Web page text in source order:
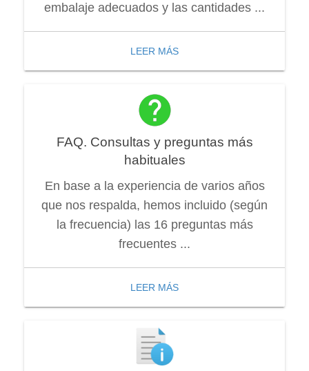
embalaje adecuados y las cantidades ...
LEER MÁS
FAQ. Consultas y preguntas más
habituales
En base a la experiencia de varios años
que nos respalda, hemos incluido (según
la frecuencia) las 16 preguntas más
frecuentes ...
LEER MÁS